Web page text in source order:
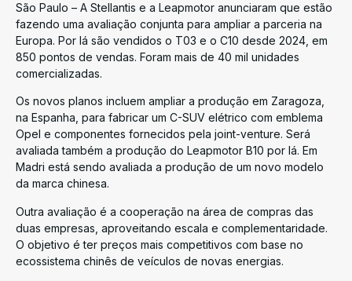
São Paulo – A Stellantis e a Leapmotor anunciaram que estão
fazendo uma avaliação conjunta para ampliar a parceria na
Europa. Por lá são vendidos o T03 e o C10 desde 2024, em
850 pontos de vendas. Foram mais de 40 mil unidades
comercializadas.
Os novos planos incluem ampliar a produção em Zaragoza,
na Espanha, para fabricar um C-SUV elétrico com emblema
Opel e componentes fornecidos pela joint-venture. Será
avaliada também a produção do Leapmotor B10 por lá. Em
Madri está sendo avaliada a produção de um novo modelo
da marca chinesa.
Outra avaliação é a cooperação na área de compras das
duas empresas, aproveitando escala e complementaridade.
O objetivo é ter preços mais competitivos com base no
ecossistema chinês de veículos de novas energias.